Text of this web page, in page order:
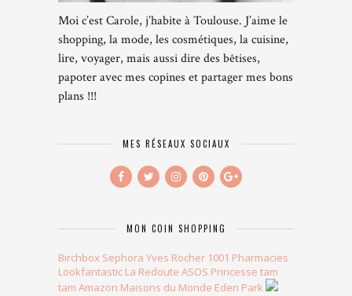
Moi c’est Carole, j’habite à Toulouse. J’aime le
shopping, la mode, les cosmétiques, la cuisine,
lire, voyager, mais aussi dire des bêtises,
papoter avec mes copines et partager mes bons
plans !!!
MES RÉSEAUX SOCIAUX
MON COIN SHOPPING
Birchbox Sephora Yves Rocher 1001 Pharmacies
Lookfantastic La Redoute ASOS Princesse tam
tam Amazon Maisons du Monde Eden Park